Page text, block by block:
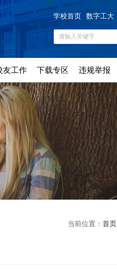
学校首页 数字工大
友工作 下载专区 违规举报
当前位置： 首页